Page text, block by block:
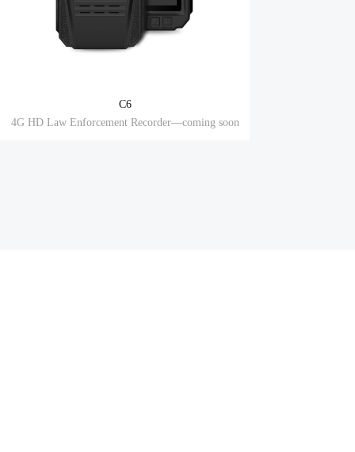
C6
4G HD Law Enforcement Recorder—coming soon